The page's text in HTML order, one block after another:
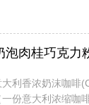
肉桂巧克力
大利香浓奶沫咖啡
一份意大利浓缩